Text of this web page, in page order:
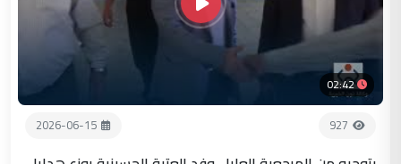
02:42
927
2026-06-15